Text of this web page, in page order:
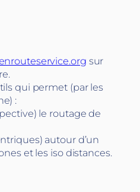
sur
qui permet (par les
:
le routage de
autour d’un
et les iso distances.